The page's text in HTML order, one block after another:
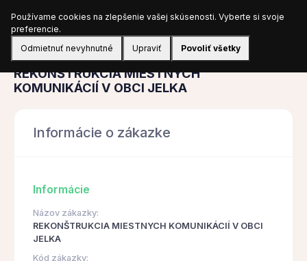
Prihlásiť sa
Obstarávanie
REKONŠTRUKCIA MIESTNYCH
KOMUNIKÁCIÍ V OBCI JELKA
Informácie o zákazke
Informácie
Názov zákazky:
REKONŠTRUKCIA MIESTNYCH KOMUNIKÁCIÍ V OBCI
JELKA
Kód zákazky:
Používame cookies na zlepšenie vašej skúsenosti. Vyberte si svoje
preferencie.
Odmietnuť nevyhnutné
Upraviť Povoliť všetky